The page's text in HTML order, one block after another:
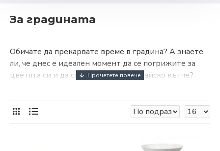
За градината
Обичате да прекарвате време в градина? А знаете
ли, че днес е идеален момент да се погрижите за
цветята си и да създадете своето райско кътче?
вярваме, че всяко дворно пространство може да се
превърне в малък оазис. Няма значение дали сте